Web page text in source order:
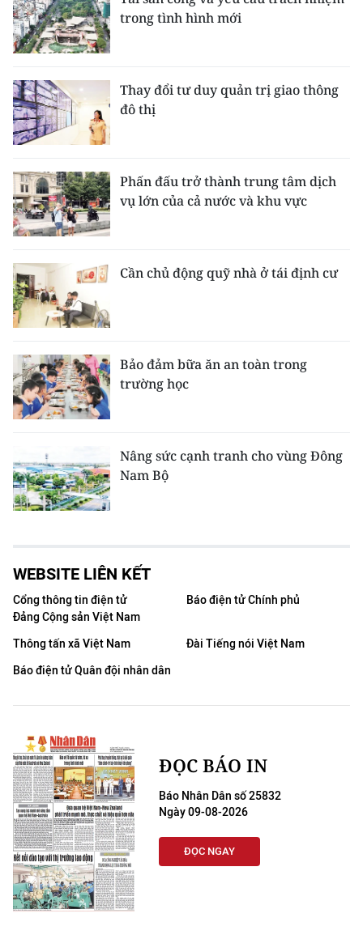
trong tình hình mới
Thay đổi tư duy quản trị giao thông
đô thị
Phấn đấu trở thành trung tâm dịch
vụ lớn của cả nước và khu vực
Cần chủ động quỹ nhà ở tái định cư
Bảo đảm bữa ăn an toàn trong
trường học
Nâng sức cạnh tranh cho vùng Đông
Nam Bộ
WEBSITE LIÊN KẾT
Cổng thông tin điện tử
Đảng Cộng sản Việt Nam
Báo điện tử Chính phủ
Thông tấn xã Việt Nam
Đài Tiếng nói Việt Nam
Báo điện tử Quân đội nhân dân
ĐỌC BÁO IN
Báo Nhân Dân số 25832
Ngày 09-08-2026
ĐỌC NGAY